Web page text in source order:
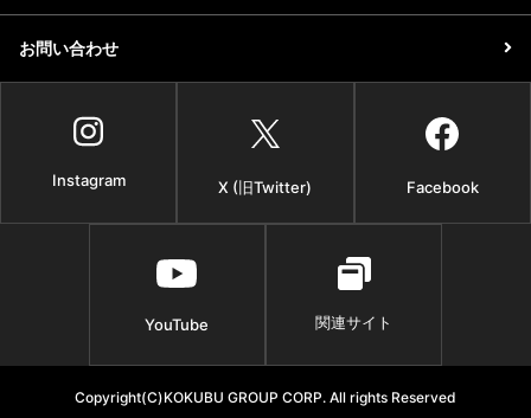
お問い合わせ
Instagram X (旧Twitter) Facebook
YouTube 関連サイト
Copyright(C)KOKUBU GROUP CORP. All rights Reserved